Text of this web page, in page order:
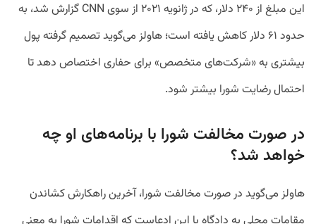
این مبلغ از ۲۴۰ دلار، که در ژانویه ۲۰۲۱ از سوی CNN گزارش شد، به
حدود ۶۱ دلار کاهش یافته است؛ هاولز می‌گوید تصمیم گرفته پول
بیشتری به «شرکت‌های متخصص» برای حفاری اختصاص دهد تا
احتمال رضایت شورا بیشتر شود.
در صورت مخالفت شورا با برنامه‌های او چه
خواهد شد؟
هاولز می‌گوید در صورت مخالفت شورا، آخرین راهکارش کشاندن